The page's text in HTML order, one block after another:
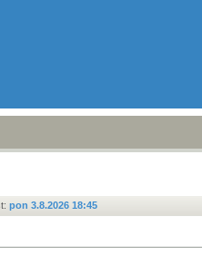
pon 3.8.2026 18:45